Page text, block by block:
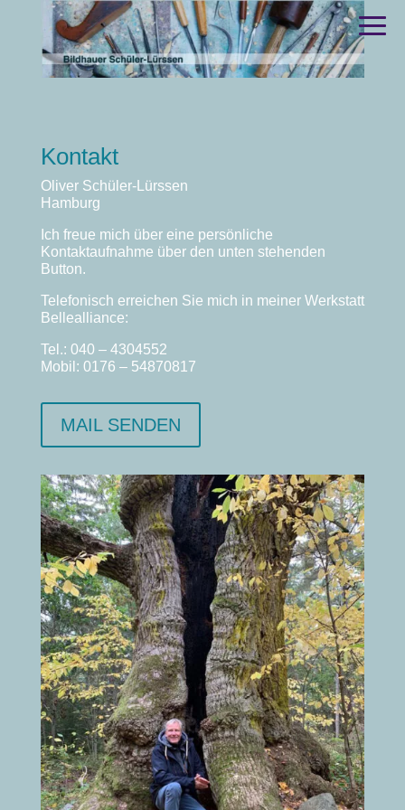
Kontakt
Oliver Schüler-Lürssen
Hamburg
Ich freue mich über eine persönliche
Kontaktaufnahme über den unten stehenden
Button.
Telefonisch erreichen Sie mich in meiner Werkstatt
Bellealliance:
Tel.: 040 – 4304552
Mobil: 0176 – 54870817
MAIL SENDEN